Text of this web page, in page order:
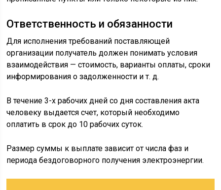
Ответственность и обязанности
Для исполнения требований поставляющей
организации получатель должен понимать условия
взаимодействия — стоимость, варианты оплаты, сроки
информирования о задолженности и т. д.
В течение 3-х рабочих дней со дня составления акта
человеку выдается счет, который необходимо
оплатить в срок до 10 рабочих суток.
Размер суммы к выплате зависит от числа фаз и
периода бездоговорного получения электроэнергии.